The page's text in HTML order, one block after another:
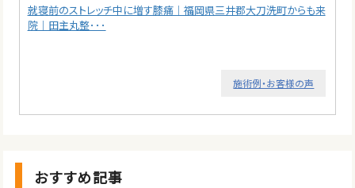
就寝前のストレッチ中に増す膝痛｜福岡県三井郡大刀洗町からも来
院｜田主丸整･･･
施術例・お客様の声
おすすめ記事